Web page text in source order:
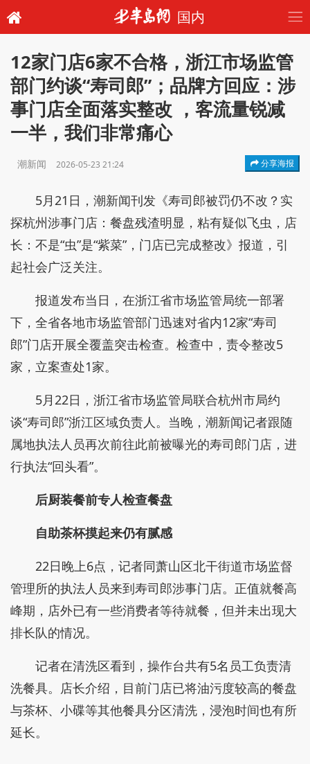
国内
12家门店6家不合格，浙江市场监管
部门约谈“寿司郎”；品牌方回应：涉
事门店全面落实整改 ，客流量锐减
一半，我们非常痛心
潮新闻 2026-05-23 21:24 分享海报
5月21日，潮新闻刊发《寿司郎被罚仍不改？实
探杭州涉事门店：餐盘残渣明显，粘有疑似飞虫，店
长：不是“虫”是“紫菜”，门店已完成整改》报道，引
起社会广泛关注。
报道发布当日，在浙江省市场监管局统一部署
下，全省各地市场监管部门迅速对省内12家“寿司
郎”门店开展全覆盖突击检查。检查中，责令整改5
家，立案查处1家。
5月22日，浙江省市场监管局联合杭州市局约
谈“寿司郎”浙江区域负责人。当晚，潮新闻记者跟随
属地执法人员再次前往此前被曝光的寿司郎门店，进
行执法“回头看”。
后厨装餐前专人检查餐盘
自助茶杯摸起来仍有腻感
22日晚上6点，记者同萧山区北干街道市场监督
管理所的执法人员来到寿司郎涉事门店。正值就餐高
峰期，店外已有一些消费者等待就餐，但并未出现大
排长队的情况。
记者在清洗区看到，操作台共有5名员工负责清
洗餐具。店长介绍，目前门店已将油污度较高的餐盘
与茶杯、小碟等其他餐具分区清洗，浸泡时间也有所
延长。